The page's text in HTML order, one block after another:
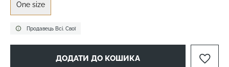
Продавець Всі. Свої
One size
ДОДАТИ ДО КОШИКА